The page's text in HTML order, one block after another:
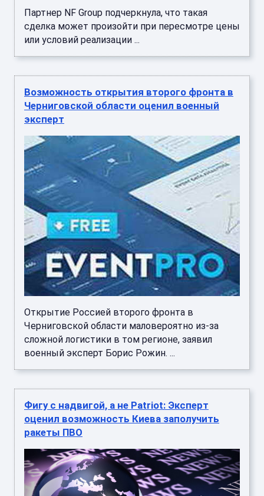
Партнер NF Group подчеркнула, что такая
сделка может произойти при пересмотре цены
или условий реализации ...
Возможность открытия второго фронта в
Черниговской области оценил военный
эксперт
Открытие Россией второго фронта в
Черниговской области маловероятно из-за
сложной логистики в том регионе, заявил
военный эксперт Борис Рожин. ...
Фигу с надвигой, а не Patriot: Эксперт
оценил возможность Киева заполучить
ракеты ПВО